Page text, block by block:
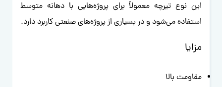
این نوع تیرچه معمولاً برای پروژه‌هایی با دهانه متوسط
استفاده می‌شود و در بسیاری از پروژه‌های صنعتی کاربرد دارد.
مزایا
مقاومت بالا